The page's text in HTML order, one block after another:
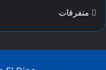
متفرقات